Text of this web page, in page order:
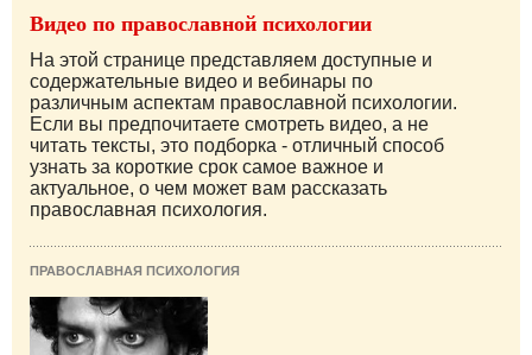
Видео по православной психологии
На этой странице представляем доступные и
содержательные видео и вебинары по
различным аспектам православной психологии.
Если вы предпочитаете смотреть видео, а не
читать тексты, это подборка - отличный способ
узнать за короткие срок самое важное и
актуальное, о чем может вам рассказать
православная психология.
ПРАВОСЛАВНАЯ ПСИХОЛОГИЯ